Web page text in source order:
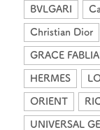
BVLGARI
Christian Dior
GRACE
HERMES
ORIENT
UNIVERSAL